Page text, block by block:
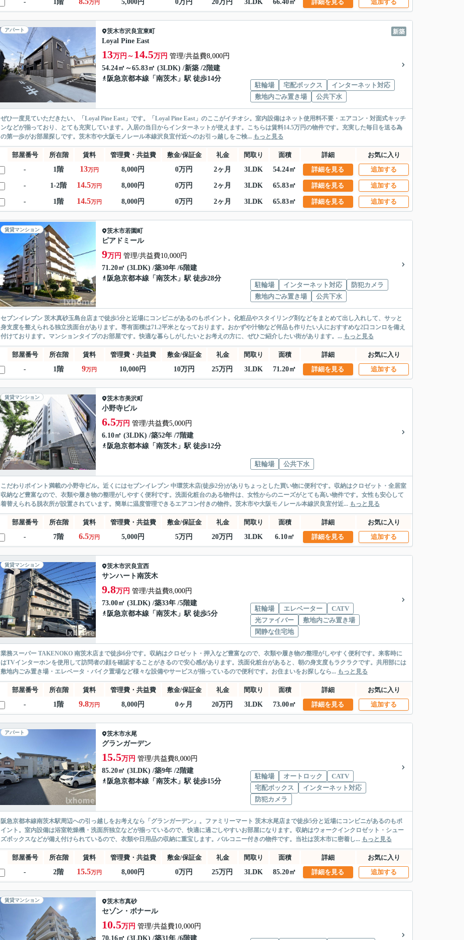
-
1階 万円 5,000円 0万円 20万円 3LDK 66.40㎡ 詳細を見る 追加する
アパート 新築
茨木市沢良宜東町
Loyal Pine East
13万円～ 14.5万円 管理/共益費8,000円
54.24㎡～65.83㎡ (3LDK) /新築 /2階建
阪急京都本線 「 南茨木 」駅 徒歩14分
駐輪場
宅配ボックス
インターネット対応
敷地内ごみ置き場
公共下水
ぜひ一度見ていただきたい、「Loyal Pine East」です。「Loyal Pine East」のここがイチオシ。室内設備はネット使用料不要・エアコン・対面式キッチ
ンなどが揃っており、とても充実しています。入居の当日からインターネットが使えます。こちらは賃料14.5万円の物件です。充実した毎日を送る為
の第一歩がお部屋探しです。茨木市や大阪モノレール本線沢良宜付近へのお引っ越しをご検... もっと見る
部屋番号 所在階 賃料 管理費・共益費 敷金/保証金 礼金 間取り 面積 詳細
お気に入り
-
1階 13万円 8,000円 0万円 2ヶ月 3LDK 54.24㎡ 詳細を見る 追加する
- 1-2階 14.5万円 8,000円 0万円 2ヶ月 3LDK 65.83㎡ 詳細を見る 追加する
- 1階 14.5万円 8,000円 0万円 2ヶ月 3LDK 65.83㎡ 詳細を見る 追加する
賃貸マンション 茨木市若園町
ピアドミール
9万円 管理/共益費10,000円
71.20㎡ (3LDK) /築30年 /6階建
阪急京都本線 「 南茨木 」駅 徒歩28分
駐輪場
インターネット対応
防犯カメラ
敷地内ごみ置き場
公共下水
セブンイレブン 茨木真砂玉島台店まで徒歩5分と近場にコンビニがあるのもポイント。化粧品やスタイリング剤などをまとめて出し入れして、サッと
身支度を整えられる独立洗面台があります。専有面積は71.2平米となっております。おかずや汁物など何品も作りたい人におすすめな2口コンロを備え
付けております。マンションタイプのお部屋です。快適な暮らしがしたいとお考えの方に、ぜひご紹介したい街があります。... もっと見る
部屋番号 所在階 賃料 管理費・共益費 敷金/保証金 礼金 間取り 面積 詳細
お気に入り
-
1階 9万円 10,000円 10万円 25万円 3LDK 71.20㎡ 詳細を見る 追加する
賃貸マンション 茨木市美沢町
小野寺ビル
6.5万円 管理/共益費5,000円
6.10㎡ (3LDK) /築52年 /7階建
阪急京都本線 「 南茨木 」駅 徒歩12分
駐輪場 公共下水
こだわりポイント満載の小野寺ビル。近くにはセブンイレブン 中環茨木店(徒歩2分)がありちょっとした買い物に便利です。収納はクロゼット・全居室
収納など豊富なので、衣類や履き物の整理がしやすく便利です。洗面化粧台のある物件は、女性からのニーズがとても高い物件です。女性も安心して
着替えられる脱衣所が設置されています。簡単に温度管理できるエアコン付きの物件。茨木市や大阪モノレール本線沢良宜付近... もっと見る
部屋番号 所在階 賃料 管理費・共益費 敷金/保証金 礼金 間取り 面積 詳細
お気に入り
-
7階 6.5万円 5,000円 5万円 20万円 3LDK 6.10㎡ 詳細を見る 追加する
賃貸マンション 茨木市沢良宜西
サンハート南茨木
9.8万円 管理/共益費8,000円
73.00㎡ (3LDK) /築33年 /5階建
阪急京都本線 「 南茨木 」駅 徒歩5分
駐輪場 エレベーター
CATV
光ファイバー
敷地内ごみ置き場
閑静な住宅地
業務スーパー TAKENOKO 南茨木店まで徒歩6分です。収納はクロゼット・押入など豊富なので、衣類や履き物の整理がしやすく便利です。来客時に
はTVインターホンを使用して訪問者の顔を確認することがきるので安心感があります。洗面化粧台があると、朝の身支度もラクラクです。共用部には
敷地内ごみ置き場・エレベータ・バイク置場など様々な設備やサービスが揃っているので便利です。お住まいをお探しなら... もっと見る
部屋番号 所在階 賃料 管理費・共益費 敷金/保証金 礼金 間取り 面積 詳細
お気に入り
-
1階 9.8万円 8,000円 0ヶ月 20万円 3LDK 73.00㎡ 詳細を見る 追加する
アパート 茨木市水尾
グランガーデン
15.5万円 管理/共益費8,000円
85.20㎡ (3LDK) /築9年 /2階建
阪急京都本線 「 南茨木 」駅 徒歩15分
駐輪場 オートロック
CATV
宅配ボックス
インターネット対応
防犯カメラ
阪急京都本線南茨木駅周辺への引っ越しをお考えなら「グランガーデン」。ファミリーマート 茨木水尾店まで徒歩5分と近場にコンビニがあるのもポ
イント。室内設備は浴室乾燥機・洗面所独立などが揃っているので、快適に過ごしやすいお部屋になります。収納はウォークインクロゼット・シュー
ズボックスなどが備え付けられているので、衣類や日用品の収納に重宝します。バルコニー付きの物件です。当社は茨木市に密着し... もっと見る
部屋番号 所在階 賃料 管理費・共益費 敷金/保証金 礼金 間取り 面積 詳細
お気に入り
-
2階 15.5万円 8,000円 0万円 25万円 3LDK 85.20㎡ 詳細を見る 追加する
賃貸マンション 茨木市真砂
セゾン・ボナール
10.5万円 管理/共益費10,000円
70.16㎡ (3LDK) /築31年 /6階建